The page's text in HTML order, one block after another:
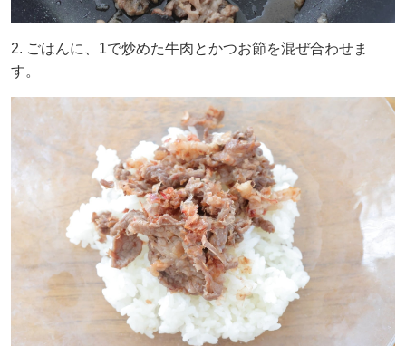
2. ごはんに、1で炒めた牛肉とかつお節を混ぜ合わせま
す。